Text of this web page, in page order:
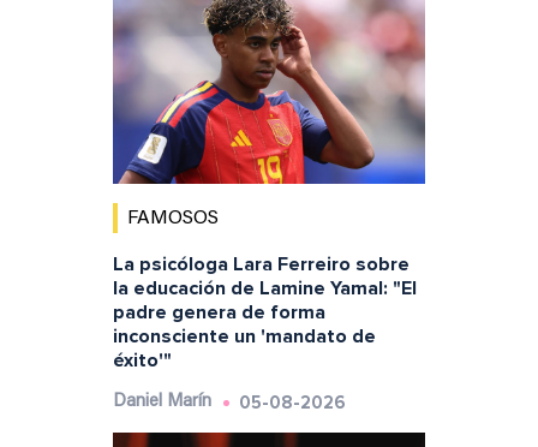
FAMOSOS
La psicóloga Lara Ferreiro sobre
la educación de Lamine Yamal: "El
padre genera de forma
inconsciente un 'mandato de
éxito'"
Daniel Marín 05-08-2026